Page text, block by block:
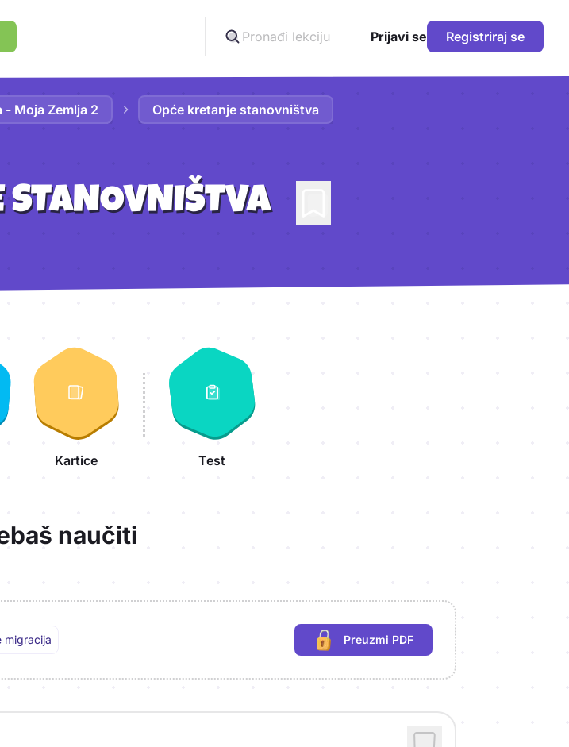
Prijavi se Registriraj se
- Moja Zemlja 2 Opće kretanje stanovništva
STANOVNIŠTVA
Kartice Test
naučiti
migracija Preuzmi PDF
(potrebna prijava)